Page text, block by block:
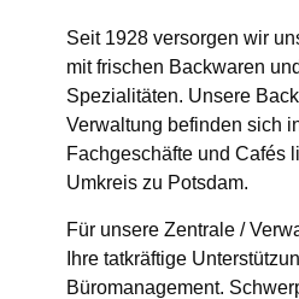
Seit 1928 versorgen wir
mit frischen Backwaren
Spezialitäten. Unsere
Verwaltung befinden sich
Fachgeschäfte und Cafés
Umkreis zu Potsdam.
Für unsere Zentrale /
Ihre tatkräftige
Büromanagement.